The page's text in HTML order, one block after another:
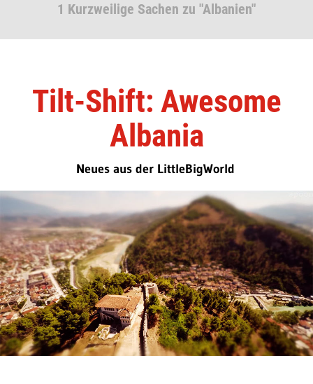
1 Kurzweilige Sachen zu "Albanien"
Tilt-Shift: Awesome
Albania
Neues aus der LittleBigWorld